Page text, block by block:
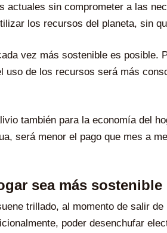
actuales sin comprometer a las
los recursos del planeta, sin
vez más sostenible es posible.
uso de los recursos será más
también para la economía del
será menor el pago que mes a
sea más sostenible
trillado, al momento de salir
poder desenchufar